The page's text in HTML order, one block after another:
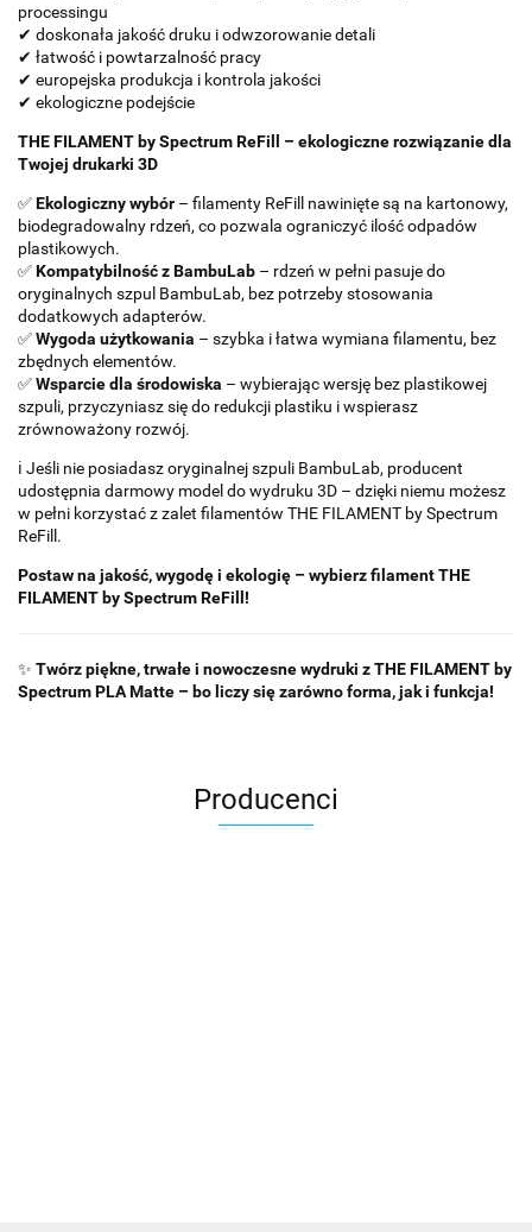
processingu
✔ doskonała jakość druku i odwzorowanie detali
✔ łatwość i powtarzalność pracy
✔ europejska produkcja i kontrola jakości
✔ ekologiczne podejście
THE FILAMENT by Spectrum ReFill – ekologiczne rozwiązanie dla
Twojej drukarki 3D
✅Ekologiczny wybór – filamenty ReFill nawinięte są na kartonowy,
biodegradowalny rdzeń, co pozwala ograniczyć ilość odpadów
plastikowych.
✅Kompatybilność z BambuLab – rdzeń w pełni pasuje do
oryginalnych szpul BambuLab, bez potrzeby stosowania
dodatkowych adapterów.
✅Wygoda użytkowania – szybka i łatwa wymiana filamentu, bez
zbędnych elementów.
✅Wsparcie dla środowiska – wybierając wersję bez plastikowej
szpuli, przyczyniasz się do redukcji plastiku i wspierasz
zrównoważony rozwój.
ℹ️ Jeśli nie posiadasz oryginalnej szpuli BambuLab, producent
udostępnia darmowy model do wydruku 3D – dzięki niemu możesz
w pełni korzystać z zalet filamentów THE FILAMENT by Spectrum
ReFill.
Postaw na jakość, wygodę i ekologię – wybierz filament THE
FILAMENT by Spectrum ReFill!
✨ Twórz piękne, trwałe i nowoczesne wydruki z THE FILAMENT by
Spectrum PLA Matte – bo liczy się zarówno forma, jak i funkcja!
Producenci